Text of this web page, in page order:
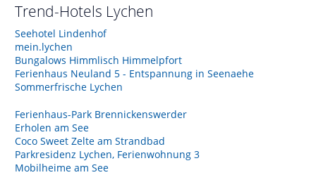
Trend-Hotels Lychen
Seehotel Lindenhof
mein.lychen
Bungalows Himmlisch Himmelpfort
Ferienhaus Neuland 5 - Entspannung in Seenaehe
Sommerfrische Lychen
Ferienhaus-Park Brennickenswerder
Erholen am See
Coco Sweet Zelte am Strandbad
Parkresidenz Lychen, Ferienwohnung 3
Mobilheime am See